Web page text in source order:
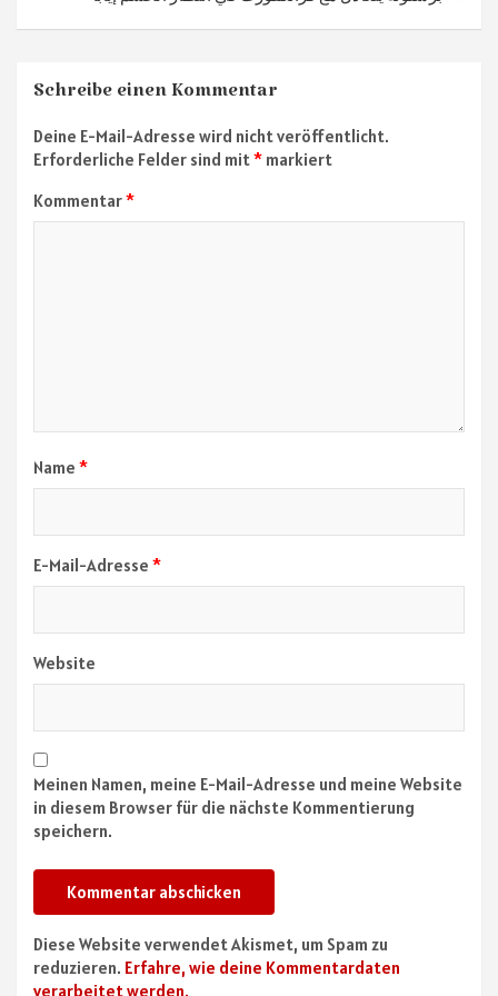
Schreibe einen Kommentar
Deine E-Mail-Adresse wird nicht veröffentlicht.
Erforderliche Felder sind mit* markiert
Kommentar*
Name *
E-Mail-Adresse *
Website
Meinen Namen, meine E-Mail-Adresse und meine Website
in diesem Browser für die nächste Kommentierung
speichern.
Diese Website verwendet Akismet, um Spam zu
reduzieren. Erfahre, wie deine Kommentardaten
verarbeitet werden.